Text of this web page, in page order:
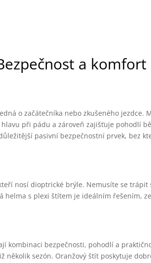
a
o začátečníka nebo zkušeného jezdce.
při pádu a zároveň zajišťuje pohodlí
pasivní bezpečnostní prvek, bez
nosí dioptrické brýle. Nemusíte se trápit
helma s plexi štítem je ideálním řešením,
kombinaci bezpečnosti, pohodlí a
několik sezón. Oranžový štít poskytuje